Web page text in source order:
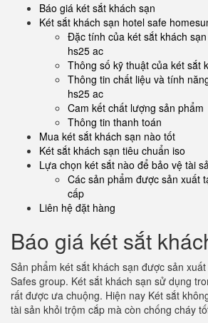
Báo giá két sắt khách sạn
Két sắt khách sạn hotel safe
Đặc tính của két sắt khách
hs25 ac
Thông số kỹ thuật của két sắt
Thông tin chất liệu và tính
hs25 ac
Cam kết chất lượng sản phẩm
Thông tin thanh toán
Mua két sắt khách sạn nào tốt
Két sắt khách sạn tiêu chuẩn iso
Lựa chọn két sắt nào để bảo vệ tài
Các sản phẩm được sản xuất
cấp
Liên hệ đặt hàng
Báo giá két sắt
Sản phẩm két sắt khách sạn được sản
Safes group. Két sắt khách sạn sử dụng
rất được ưa chuộng. Hiện nay Két sắt
tài sản khỏi trộm cắp mà còn chống cháy